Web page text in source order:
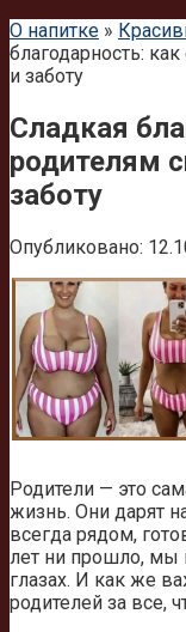
О напитке »
благодарность:
и заботу
Сладкая
родителям
заботу
Опубликовано:
Родители — это
жизнь. Они дарят
всегда рядом,
лет ни прошло, мы
глазах. И как же
родителей за все,